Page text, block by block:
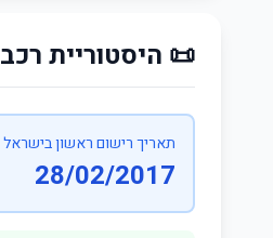
📜 היסטוריית רכב
תאריך רישום ראשון בישראל
28/02/2017